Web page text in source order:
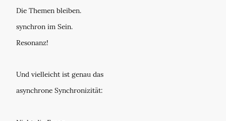
Die Themen bleiben.
synchron im Sein.
Resonanz!
Und vielleicht ist genau das
asynchrone Synchronizität: